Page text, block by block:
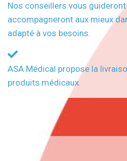
Nos conseillers vous
accompagneront aux mieux
adapté à vos besoins.
ASA Médical propose la
produits médicaux.